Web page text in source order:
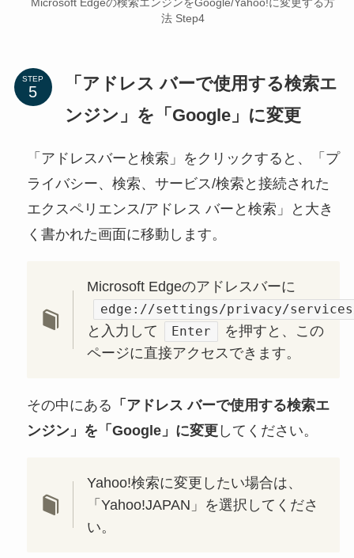
法 Step4
STEP
「アドレス バーで使用する検索エ
ンジン」を「Google」に変更
「アドレスバーと検索」をクリックすると、「プ
ライバシー、検索、サービス/検索と接続された
エクスペリエンス/アドレス バーと検索」と大き
く書かれた画面に移動します。
Microsoft Edgeのアドレスバーに
edge://settings/privacy/
と入力して Enter
を押すと、この
ページに直接アクセスできます。
その中にある 「アドレス バーで使用する検索エ
ンジン」を「Google」に変更してください。
Yahoo!検索に変更したい場合は、
「Yahoo!JAPAN」を選択してくださ
い。